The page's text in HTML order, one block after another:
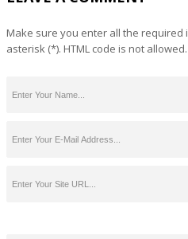
Make sure you enter all the
asterisk (*). HTML code is not allowed.